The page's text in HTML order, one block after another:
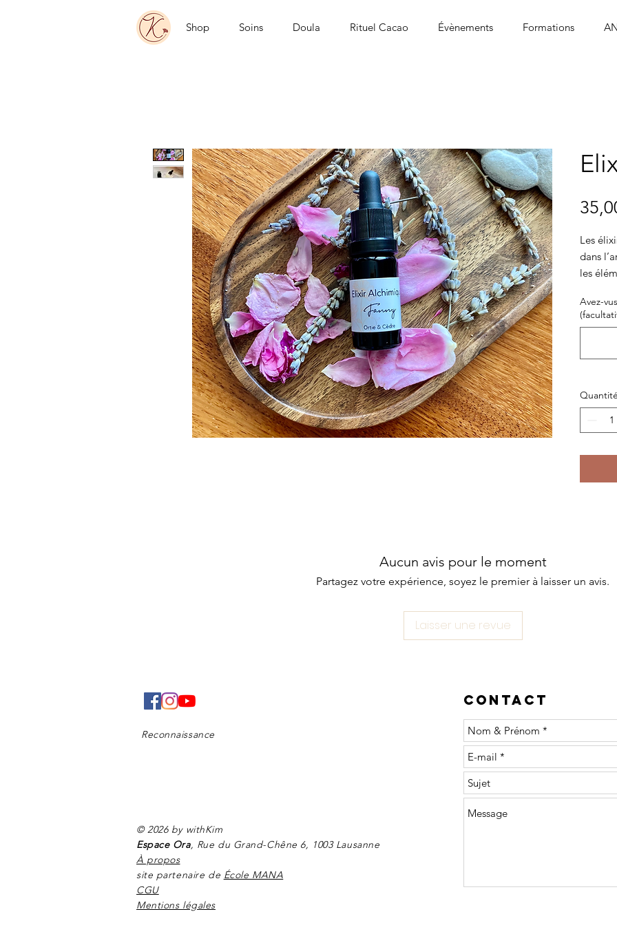
Shop Soins Doula Rituel Cacao Évènements Formations
Les
dans
les
plante
obtient
leur
permet
et de
Avez-
Quantité
Aucun avis pour le moment
Partagez votre expérience, soyez le premier à laisser un avis.
Laisser une revue
Reconnaissance
© 2026 by withKim
Espace Ora, Rue du Grand-Chêne 6, 1003 Lausanne
À propos
site partenaire de École MANA
CGU
Mentions légales
Contact